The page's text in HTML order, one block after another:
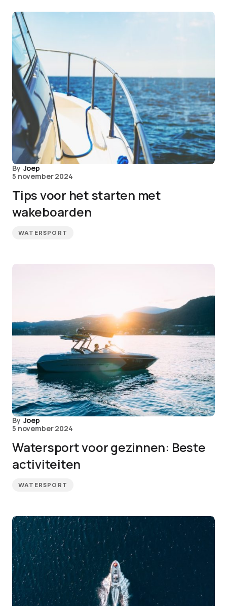
By Joep
5 november 2024
Tips voor het starten met
wakeboarden
WATERSPORT
By Joep
5 november 2024
Watersport voor gezinnen: Beste
activiteiten
WATERSPORT